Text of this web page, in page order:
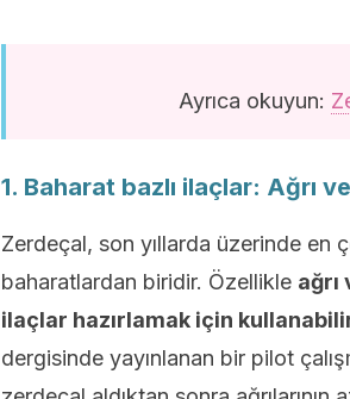
Ayrıca okuyun:
1. Baharat bazlı ilaçlar: Ağrı
Zerdeçal, son yıllarda üzerinde en
baharatlardan biridir. Özellikle ağrı
ilaçlar hazırlamak için
dergisinde yayınlanan bir pilot